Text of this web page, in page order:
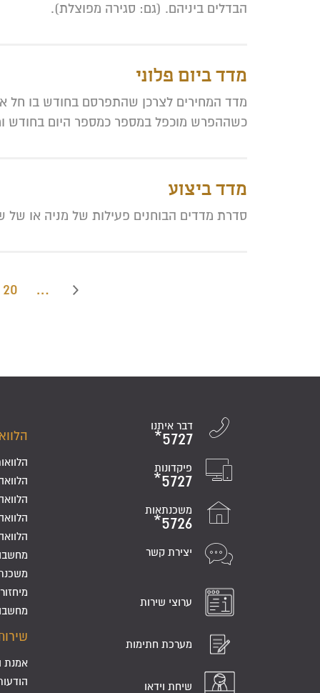
הבדלים ביניהם. (גם: סגירה מפוצלת).
מדד ביום פלוני
מדד המחירים לצרכן שהתפרסם בחודש בו חל
כשההפרש מוכפל במספר כמספר היום בחודש
מדד ביצוע
סדרת מדדים הבוחנים פעילות של מניה או של
…
20
דבר איתנו
‎*5727
פיקדונות
‎*5727
משכנתאות
‎*5726
יצירת קשר
ערוצי שירות
מערכת חתימות
שיחת וידאו
אמנת